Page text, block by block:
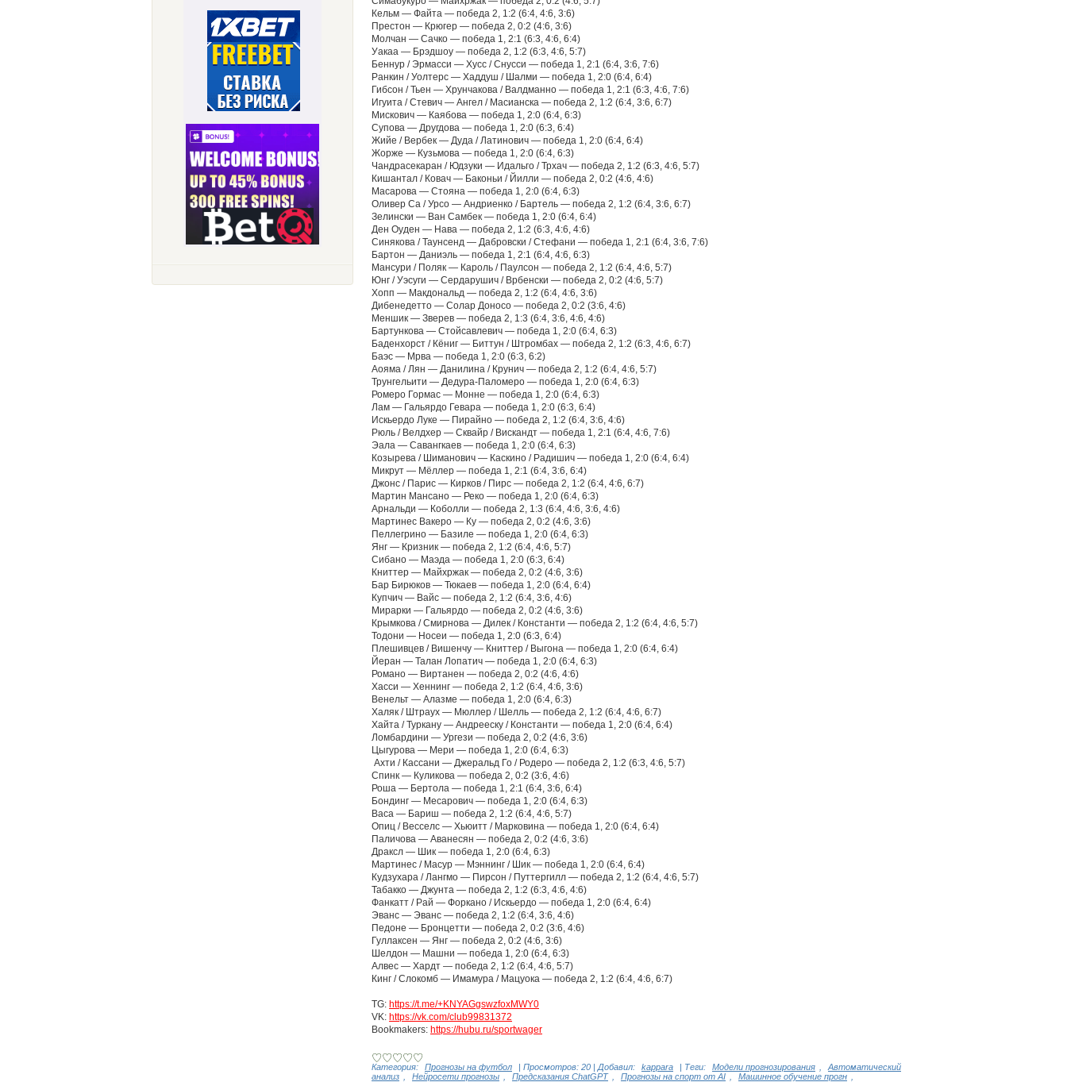
Кельм — Файта — победа 2, 1:2 (6:4, 4:6, 3:6)
Престон — Крюгер — победа 2, 0:2 (4:6, 3:6)
Молчан — Сачко — победа 1, 2:1 (6:3, 4:6, 6:4)
Уакаа — Брэдшоу — победа 2, 1:2 (6:3, 4:6, 5:7)
Беннур / Эрмасси — Хусс / Снусси — победа 1, 2:1 (6:4, 3:6, 7:6)
Ранкин / Уолтерс — Хаддуш / Шалми — победа 1, 2:0 (6:4, 6:4)
Гибсон / Тьен — Хрунчакова / Валдманно — победа 1, 2:1 (6:3, 4:6, 7:6)
Игуита / Стевич — Ангел / Масианска — победа 2, 1:2 (6:4, 3:6, 6:7)
Мискович — Каябова — победа 1, 2:0 (6:4, 6:3)
Супова — Другдова — победа 1, 2:0 (6:3, 6:4)
Жийе / Вербек — Дуда / Латинович — победа 1, 2:0 (6:4, 6:4)
Жорже — Кузьмова — победа 1, 2:0 (6:4, 6:3)
Чандрасекаран / Юдзуки — Идальго / Трхач — победа 2, 1:2 (6:3, 4:6, 5:7)
Кишантал / Ковач — Баконьи / Йилли — победа 2, 0:2 (4:6, 4:6)
Масарова — Стояна — победа 1, 2:0 (6:4, 6:3)
Оливер Са / Урсо — Андриенко / Бартель — победа 2, 1:2 (6:4, 3:6, 6:7)
Зелински — Ван Самбек — победа 1, 2:0 (6:4, 6:4)
Ден Оуден — Нава — победа 2, 1:2 (6:3, 4:6, 4:6)
Синякова / Таунсенд — Дабровски / Стефани — победа 1, 2:1 (6:4, 3:6, 7:6)
Бартон — Даниэль — победа 1, 2:1 (6:4, 4:6, 6:3)
Мансури / Поляк — Кароль / Паулсон — победа 2, 1:2 (6:4, 4:6, 5:7)
Юнг / Уэсуги — Сердарушич / Врбенски — победа 2, 0:2 (4:6, 5:7)
Хопп — Макдональд — победа 2, 1:2 (6:4, 4:6, 3:6)
Дибенедетто — Солар Доносо — победа 2, 0:2 (3:6, 4:6)
Меншик — Зверев — победа 2, 1:3 (6:4, 3:6, 4:6, 4:6)
Бартункова — Стойсавлевич — победа 1, 2:0 (6:4, 6:3)
Баденхорст / Кёниг — Биттун / Штромбах — победа 2, 1:2 (6:3, 4:6, 6:7)
Баэс — Мрва — победа 1, 2:0 (6:3, 6:2)
Аояма / Лян — Данилина / Крунич — победа 2, 1:2 (6:4, 4:6, 5:7)
Трунгельити — Дедура-Паломеро — победа 1, 2:0 (6:4, 6:3)
Ромеро Гормас — Монне — победа 1, 2:0 (6:4, 6:3)
Лам — Гальярдо Гевара — победа 1, 2:0 (6:3, 6:4)
Искьердо Луке — Пирайно — победа 2, 1:2 (6:4, 3:6, 4:6)
Рюль / Велдхер — Сквайр / Вискандт — победа 1, 2:1 (6:4, 4:6, 7:6)
Эала — Савангкаев — победа 1, 2:0 (6:4, 6:3)
Козырева / Шиманович — Каскино / Радишич — победа 1, 2:0 (6:4, 6:4)
Микрут — Мёллер — победа 1, 2:1 (6:4, 3:6, 6:4)
Джонс / Парис — Кирков / Пирс — победа 2, 1:2 (6:4, 4:6, 6:7)
Мартин Мансано — Реко — победа 1, 2:0 (6:4, 6:3)
Арнальди — Коболли — победа 2, 1:3 (6:4, 4:6, 3:6, 4:6)
Мартинес Вакеро — Ку — победа 2, 0:2 (4:6, 3:6)
Пеллегрино — Базиле — победа 1, 2:0 (6:4, 6:3)
Янг — Кризник — победа 2, 1:2 (6:4, 4:6, 5:7)
Сибано — Маэда — победа 1, 2:0 (6:3, 6:4)
Книттер — Майхржак — победа 2, 0:2 (4:6, 3:6)
Бар Бирюков — Тюкаев — победа 1, 2:0 (6:4, 6:4)
Купчич — Вайс — победа 2, 1:2 (6:4, 3:6, 4:6)
Мирарки — Гальярдо — победа 2, 0:2 (4:6, 3:6)
Крымкова / Смирнова — Дилек / Константи — победа 2, 1:2 (6:4, 4:6, 5:7)
Тодони — Носеи — победа 1, 2:0 (6:3, 6:4)
Плешивцев / Вишенчу — Книттер / Выгона — победа 1, 2:0 (6:4, 6:4)
Йеран — Талан Лопатич — победа 1, 2:0 (6:4, 6:3)
Романо — Виртанен — победа 2, 0:2 (4:6, 4:6)
Хасси — Хеннинг — победа 2, 1:2 (6:4, 4:6, 3:6)
Венельт — Алазме — победа 1, 2:0 (6:4, 6:3)
Халяк / Штраух — Мюллер / Шелль — победа 2, 1:2 (6:4, 4:6, 6:7)
Хайта / Туркану — Андрееску / Константи — победа 1, 2:0 (6:4, 6:4)
Ломбардини — Ургези — победа 2, 0:2 (4:6, 3:6)
Цыгурова — Мери — победа 1, 2:0 (6:4, 6:3)
Ахти / Кассани — Джеральд Го / Родеро — победа 2, 1:2 (6:3, 4:6, 5:7)
Спинк — Куликова — победа 2, 0:2 (3:6, 4:6)
Роша — Бертола — победа 1, 2:1 (6:4, 3:6, 6:4)
Бондинг — Месарович — победа 1, 2:0 (6:4, 6:3)
Васа — Бариш — победа 2, 1:2 (6:4, 4:6, 5:7)
Опиц / Весселс — Хьюитт / Марковина — победа 1, 2:0 (6:4, 6:4)
Паличова — Аванесян — победа 2, 0:2 (4:6, 3:6)
Драксл — Шик — победа 1, 2:0 (6:4, 6:3)
Мартинес / Масур — Мэннинг / Шик — победа 1, 2:0 (6:4, 6:4)
Кудзухара / Лангмо — Пирсон / Путтергилл — победа 2, 1:2 (6:4, 4:6, 5:7)
Табакко — Джунта — победа 2, 1:2 (6:3, 4:6, 4:6)
Фанкатт / Рай — Форкано / Искьердо — победа 1, 2:0 (6:4, 6:4)
Эванс — Эванс — победа 2, 1:2 (6:4, 3:6, 4:6)
Педоне — Бронцетти — победа 2, 0:2 (3:6, 4:6)
Гуллаксен — Янг — победа 2, 0:2 (4:6, 3:6)
Шелдон — Машни — победа 1, 2:0 (6:4, 6:3)
Алвес — Хардт — победа 2, 1:2 (6:4, 4:6, 5:7)
Кинг / Слокомб — Имамура / Мацуока — победа 2, 1:2 (6:4, 4:6, 6:7)
TG: https://t.me/+KNYAGgswzfoxMWY0
VK: https://vk.com/club99831372
Bookmakers: https://hubu.ru/sportwager
Категория: Прогнозы на футбол | Просмотров: 20 | Добавил: kappara | Теги: Модели прогнозирования
Автоматический
анализ
Нейросети прогнозы Предсказания ChatGPT Прогнозы на спорт от AI Машинное обучение прогн